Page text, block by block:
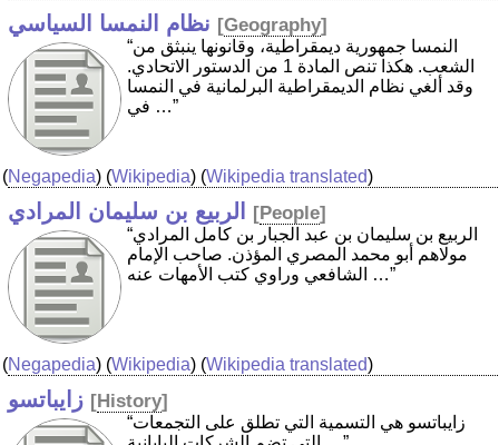
نظام النمسا السياسي [Geography]
“النمسا جمهورية ديمقراطية، وقانونها ينبثق من
الشعب. هكذا تنص المادة 1 من الدستور الاتحادي.
وقد ألغي نظام الديمقراطية البرلمانية في النمسا
في …”
(Negapedia) (Wikipedia) (Wikipedia translated)
الربيع بن سليمان المرادي [People]
“الربيع بن سليمان بن عبد الجبار بن كامل المرادي
مولاهم أبو محمد المصري المؤذن. صاحب الإمام
الشافعي وراوي كتب الأمهات عنه …”
(Negapedia) (Wikipedia) (Wikipedia translated)
زايباتسو [History]
“زايباتسو هي التسمية التي تطلق على التجمعات